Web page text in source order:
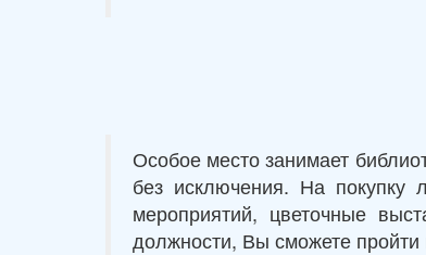
Особое место занимает
без исключения. На покупку
мероприятий, цветочные
должности, Вы сможете